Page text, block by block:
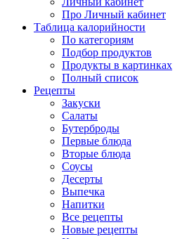
Про Личный кабинет
Таблица калорийности
По категориям
Подбор продуктов
Продукты в картинках
Полный список
Рецепты
Закуски
Салаты
Бутерброды
Первые блюда
Вторые блюда
Соусы
Десерты
Выпечка
Напитки
Все рецепты
Новые рецепты